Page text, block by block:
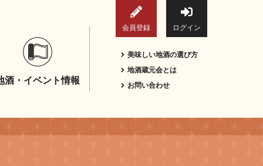
会員登録 ログイン
酒・イベント情報
美味しい地酒の選び方
地酒蔵元会とは
お問い合わせ